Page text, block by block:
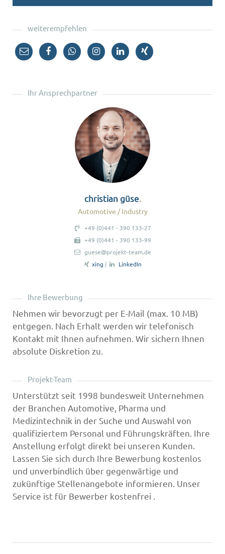
weiterempfehlen
Ihr Ansprechpartner
christian güse
Automotive / Industry
+49 (0)441 - 390 133-27
+49 (0)441 - 390 133-99
guese@projekt-team.de
xing | LinkedIn
Ihre Bewerbung
Nehmen wir bevorzugt per E-Mail (max. 10 MB)
entgegen. Nach Erhalt werden wir telefonisch
Kontakt mit Ihnen aufnehmen. Wir sichern Ihnen
absolute Diskretion zu.
Projekt-Team
Unterstützt seit 1998 bundesweit Unternehmen
der Branchen Automotive, Pharma und
Medizintechnik in der Suche und Auswahl von
qualifiziertem Personal und Führungskräften. Ihre
Anstellung erfolgt direkt bei unseren Kunden.
Lassen Sie sich durch Ihre Bewerbung kostenlos
und unverbindlich über gegenwärtige und
zukünftige Stellenangebote informieren. Unser
Service ist für Bewerber kostenfrei .